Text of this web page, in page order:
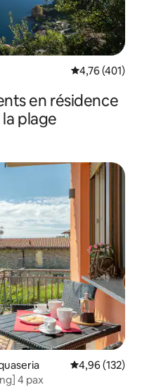
Évaluation
4,76 (401)
en résidence
plage
Évaluation
4,96 (132)
4 pax